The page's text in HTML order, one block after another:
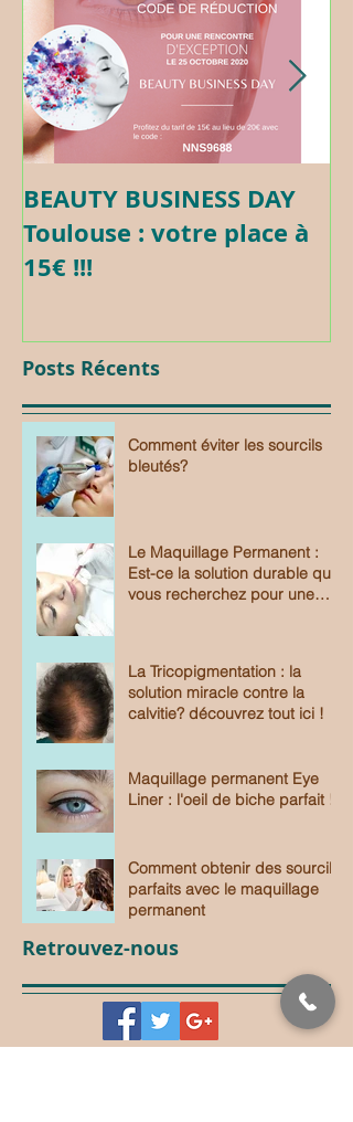
BEAUTY BUSINESS DAY
Toulouse : votre place à
15€ !!!
Posts Récents
Comment éviter les sourcils
bleutés?
Le Maquillage Permanent :
Est-ce la solution durable que
vous recherchez pour une
La Tricopigmentation : la
solution miracle contre la
calvitie? découvrez tout ici !
Maquillage permanent Eye
Liner : l'oeil de biche parfait !
Comment obtenir des sourcils
parfaits avec le maquillage
permanent
Retrouvez-nous